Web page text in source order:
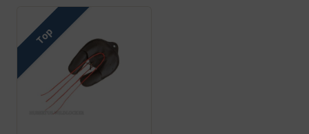
Es folgt ein Produktslider - navigieren Sie mit der Tab-Taste
Top